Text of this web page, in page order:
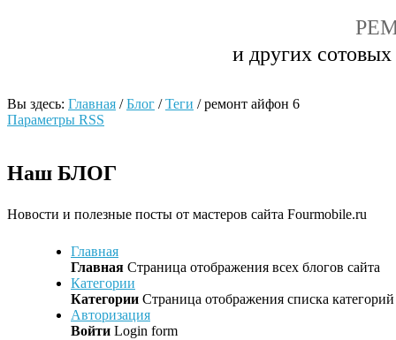
и других
Вы здесь: Главная /Блог /Теги /ремонт айфон 6
Параметры RSS
Наш БЛОГ
Новости и полезные посты от мастеров сайта Fourmobile.ru
Главная
Главная Страница отображения всех блогов сайта
Категории
Категории Страница отображения списка
Авторизация
Войти Login form